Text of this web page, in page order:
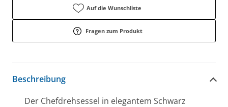
Auf die Wunschliste
Fragen zum Produkt
Beschreibung
Der Chefdrehsessel in elegantem Schwarz